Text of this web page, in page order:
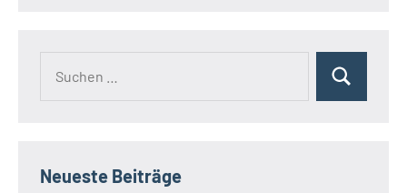
Suchen
Neueste Beiträge